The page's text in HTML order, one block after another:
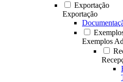
Exportação
Exportação
Exemplos